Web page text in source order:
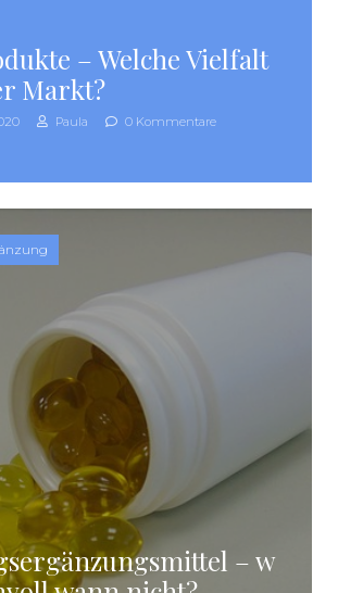
– Welche Vielfalt
Markt?
Paula 0 Kommentare
– w